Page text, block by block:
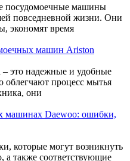
посудомоечные машины
повседневной жизни. Они
экономят время
машин Ariston
это надежные и удобные
облегчают процесс мытья
они
машинах Daewoo: ошибки,
которые могут возникнуть
а также соответствующие